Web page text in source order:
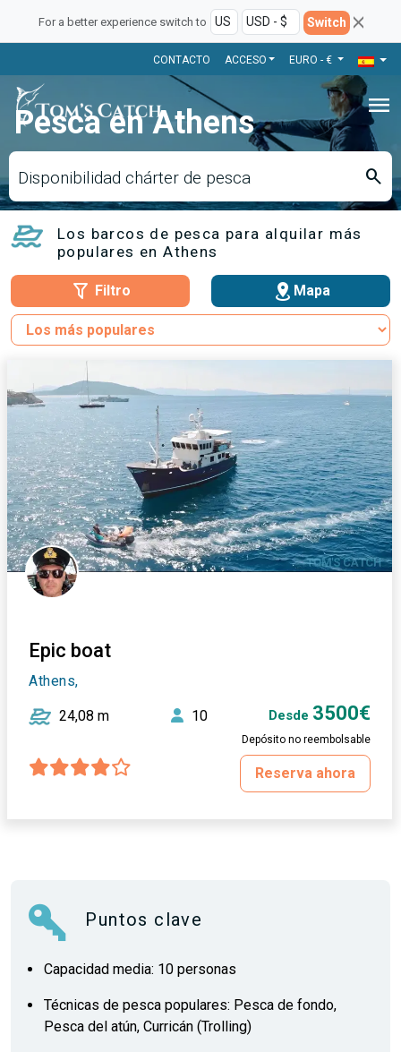
For a better experience switch to Switch
CONTACTO ACCESO EURO - €
menu
Pesca en Athens
Disponibilidad chárter de pesca search
Los barcos de pesca para alquilar más
populares en Athens
Filtro Mapa
Epic boat
Athens,
24,08 m 10 Desde 3500€
Depósito no reembolsable
Reserva ahora
Puntos clave
Capacidad media: 10 personas
Técnicas de pesca populares: Pesca de fondo,
Pesca del atún, Curricán (Trolling)